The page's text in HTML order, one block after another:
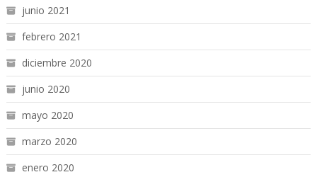
junio 2021
febrero 2021
diciembre 2020
junio 2020
mayo 2020
marzo 2020
enero 2020